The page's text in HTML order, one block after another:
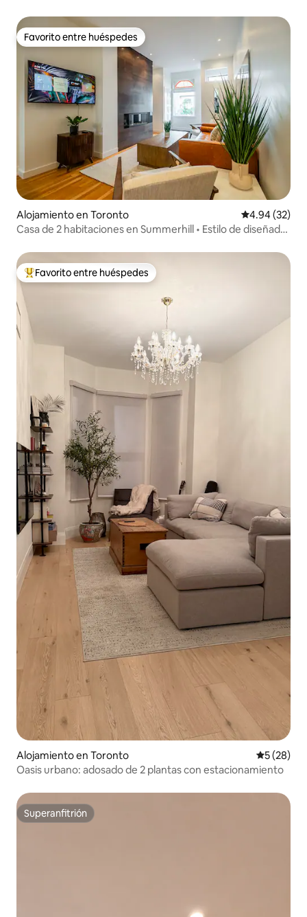
Favorito entre huéspedes
Favorito entre huéspedes
Alojamiento en Toronto Calificación
4.94 (32)
Casa de 2 habitaciones en Summerhill • Estilo de diseñador
Favorito entre huéspedes preferido
Favorito entre huéspedes
Alojamiento en Toronto
5 (28)
Oasis urbano: adosado de 2 plantas con estacionamiento
Superanfitrión
Superanfitrión